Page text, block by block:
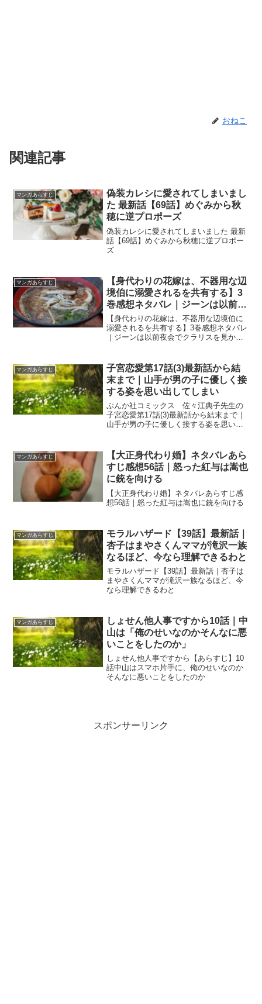
おねこ
関連記事
マンガあらすじ
偽装カレシに愛されてしまいまし
た 最新話【69話】めぐみから秋
穂に逆プロポーズ
偽装カレシに愛されてしまいました 最新
話【69話】めぐみから秋穂に逆プロポー
ズ
マンガあらすじ
【身代わりの花嫁は、不器用な辺
境伯に溺愛されるを共有する】3
巻感想ネタバレ｜ジーンは以前夜
会でクラリスを見かけていた
【身代わりの花嫁は、不器用な辺境伯に
溺愛されるを共有する】3巻感想ネタバレ
｜ジーンは以前夜会でクラリスを見かけ
マンガあらすじ
子宮恋愛第17話(3)最新話から結
末まで｜山手が男の子に優しく接
する姿を思い出してしまい
ぶんか社コミックス 佐々江典子先生の
子宮恋愛第17話(3)最新話から結末まで｜
山手が男の子に優しく接する姿を思い出
マンガあらすじ
【大正身代わり婚】ネタバレあら
すじ感想56話｜怒った紅与は嵩也
に銃を向ける
【大正身代わり婚】ネタバレあらすじ感
想56話｜怒った紅与は嵩也に銃を向ける
マンガあらすじ
モラルハザード【39話】最新話｜
杏子はまやさくんママが滝沢一族
なるほど、今なら理解できるわと
モラルハザード【39話】最新話｜杏子は
まやさくんママが滝沢一族なるほど、今
なら理解できるわと
マンガあらすじ
しょせん他人事ですから10話｜中
山は「俺のせいなのかそんなに悪
いことをしたのか」
しょせん他人事ですから【あらすじ】10
話中山はスマホ片手に、俺のせいなのか
そんなに悪いことをしたのか
スポンサーリンク